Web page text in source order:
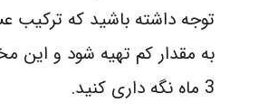
توجه داشته باشید که ترکیب
به مقدار کم تهیه شود و این
3 ماه نگه داری کنید.